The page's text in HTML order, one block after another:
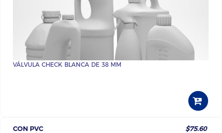
VÁLVULA CHECK BLANCA DE 38 MM
CON PVC $75.60